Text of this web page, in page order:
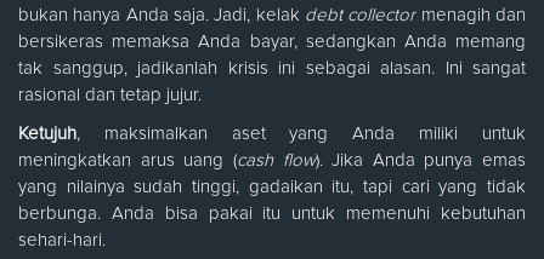
bukan hanya Anda saja. Jadi, kelak debt collector menagih dan
bersikeras memaksa Anda bayar, sedangkan Anda memang
tak sanggup, jadikanlah krisis ini sebagai alasan. Ini sangat
rasional dan tetap jujur.
Ketujuh, maksimalkan aset yang Anda miliki untuk
meningkatkan arus uang (cash flow). Jika Anda punya emas
yang nilainya sudah tinggi, gadaikan itu, tapi cari yang tidak
berbunga. Anda bisa pakai itu untuk memenuhi kebutuhan
sehari-hari.